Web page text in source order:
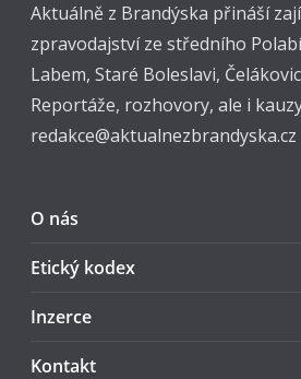
Aktuálně z Brandýska přináší
zpravodajství ze středního
Labem, Staré Boleslavi,
Reportáže, rozhovory, ale i
redakce@aktualnezbrandyska.cz
O nás
Etický kodex
Inzerce
Kontakt